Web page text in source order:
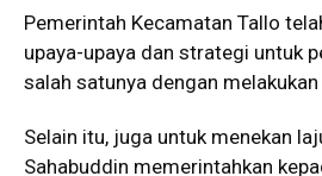
Pemerintah Kecamatan Tallo
upaya-upaya dan strategi untuk
salah satunya dengan
Selain itu, juga untuk menekan
Sahabuddin memerintahkan